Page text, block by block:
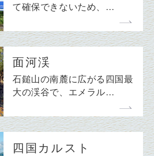
て確保できないため、…
面河渓
石鎚山の南麓に広がる四国最
大の渓谷で、エメラル…
四国カルスト